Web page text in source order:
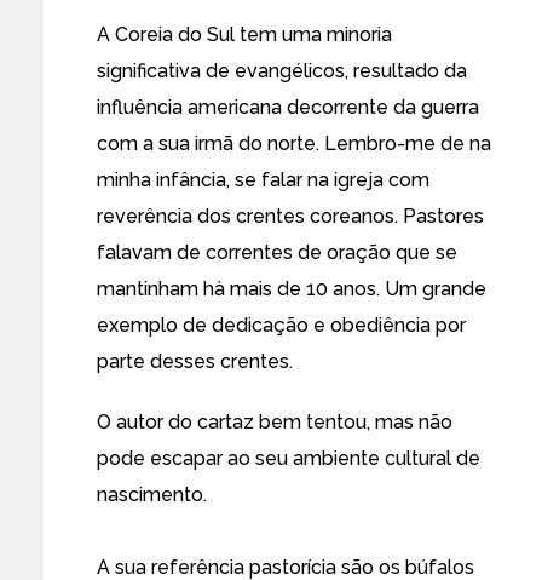
A Coreia do Sul tem uma minoria
significativa de evangélicos, resultado da
influência americana decorrente da guerra
com a sua irmã do norte. Lembro-me de na
minha infância, se falar na igreja com
reverência dos crentes coreanos. Pastores
falavam de correntes de oração que se
mantinham hà mais de 10 anos. Um grande
exemplo de dedicação e obediência por
parte desses crentes.
O autor do cartaz bem tentou, mas não
pode escapar ao seu ambiente cultural de
nascimento.
A sua referência pastorícia são os búfalos